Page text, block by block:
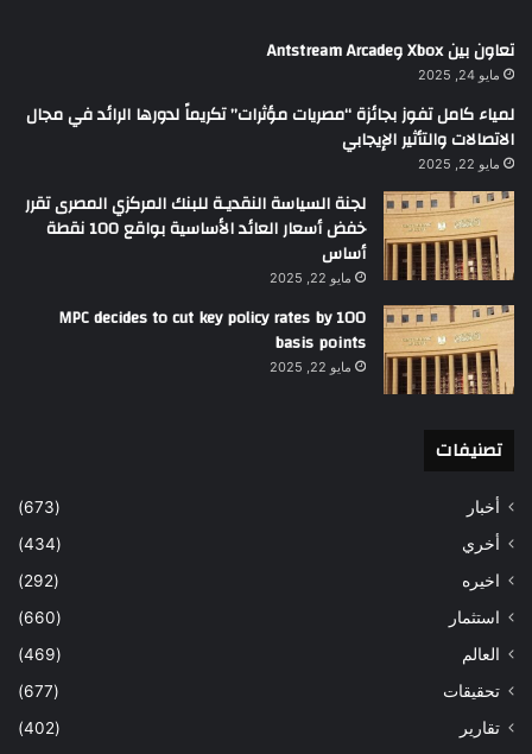
تعاون بين Xbox وAntstream Arcade
مايو 24, 2025
لمياء كامل تفوز بجائزة “مصريات مؤثرات” تكريماً لدورها الرائد في مجال
الاتصالات والتأثير الإيجابي
مايو 22, 2025
لجنة السياسة النقديـة للبنك المركزي المصرى تقرر
خفض أسعار العائد الأساسية بواقع 100 نقطة
أساس
مايو 22, 2025
MPC decides to cut key policy rates by 100
basis points
مايو 22, 2025
تصنيفات
أخبار
(673)
أخري
(434)
اخيره
(292)
استثمار
(660)
العالم
(469)
تحقيقات
(677)
تقارير
(402)